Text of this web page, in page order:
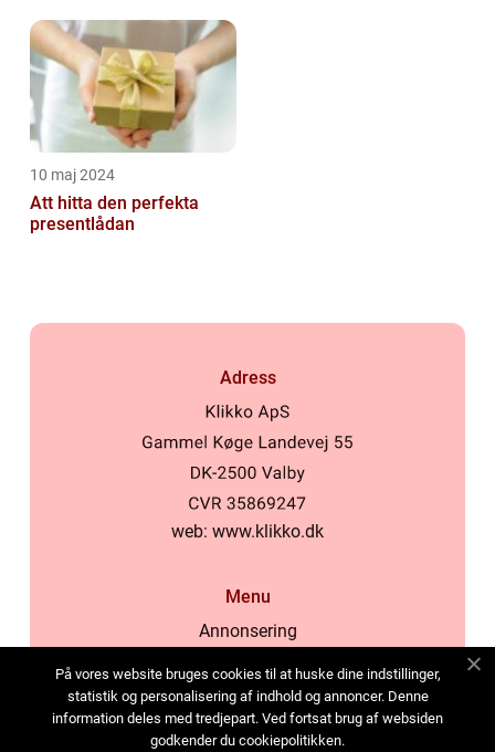
10 maj 2024
Att hitta den perfekta
presentlådan
Adress
web: www.klikko.dk
Menu
Annonsering
Cookies
Kontakta oss
På vores website bruges cookies til at huske dine indstillinger,
statistik og personalisering af indhold og annoncer. Denne
information deles med tredjepart. Ved fortsat brug af websiden
godkender du cookiepolitikken.